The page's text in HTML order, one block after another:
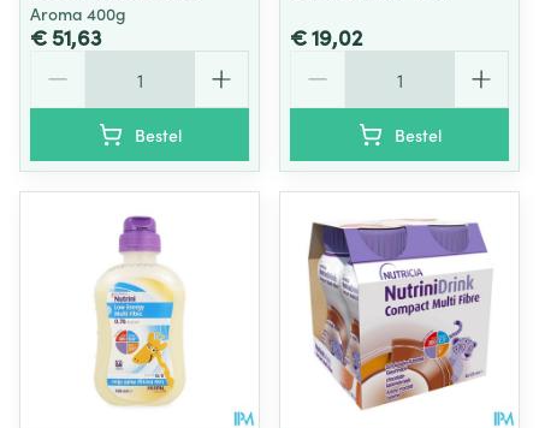
Aroma 400g
€ 51,63
Bestel
€ 19,02
Bestel